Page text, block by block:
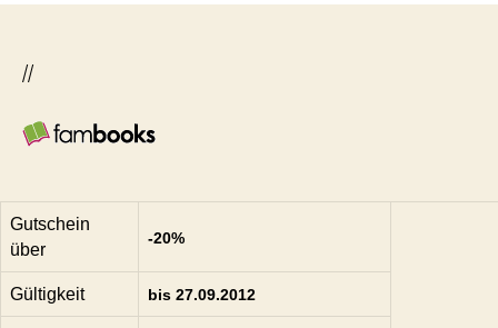
//
Gutschein
über
-20%
Gültigkeit bis 27.09.2012